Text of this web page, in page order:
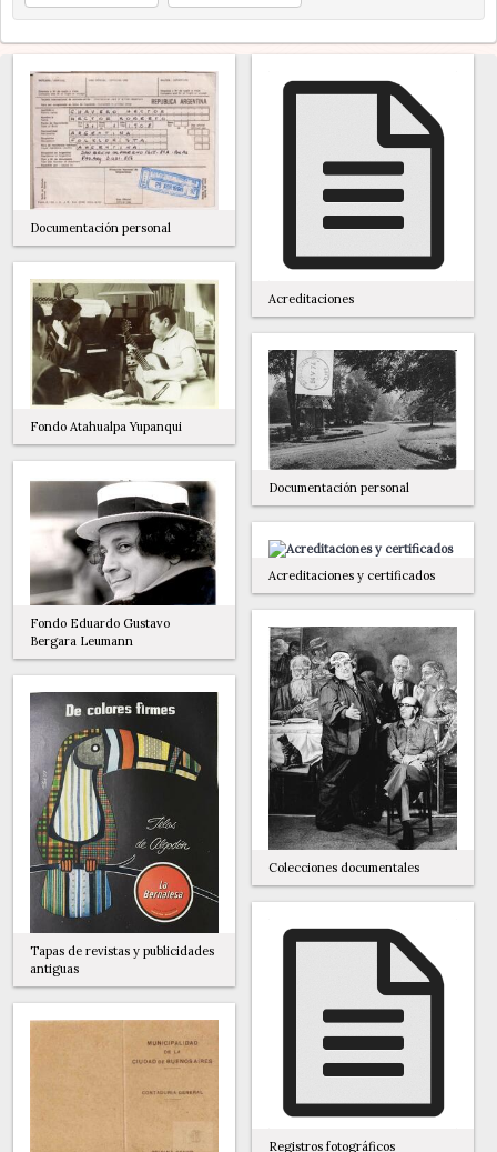
Documentación personal
Acreditaciones
Fondo Atahualpa Yupanqui
Documentación personal
Fondo Eduardo Gustavo
Bergara Leumann
Acreditaciones y certificados
Colecciones documentales
Tapas de revistas y publicidades
antiguas
Registros fotográficos